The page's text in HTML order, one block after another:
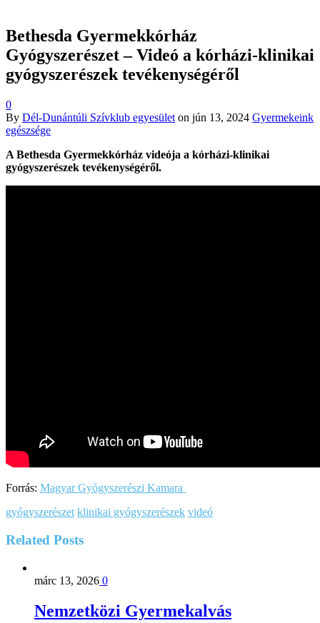
Bethesda Gyermekkórház
Gyógyszerészet – Videó a kórházi-klinikai
gyógyszerészek tevékenységéről
0
By Dél-Dunántúli Szívklub egyesület on jún 13, 2024 Gyermekeink
egészsége
A Bethesda Gyermekkórház videója a kórházi-klinikai
gyógyszerészek tevékenységéről.
Forrás: Magyar Gyógyszerészi Kamara
gyógyszerészet klinikai gyógyszerészek videó
Related Posts
márc 13, 2026 0
Nemzetközi Gyermekalvás